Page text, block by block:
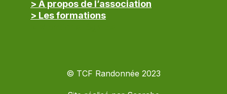
> A propos de l’association
> Les formations
© TCF Randonnée 2023